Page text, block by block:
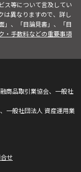
ス等について言及してい
は異なりますので、詳し
」、「目論見書」、「目
・手数料などの重要事項
商品取引業協会、一般社
一般社団法人 資産運用業
せ